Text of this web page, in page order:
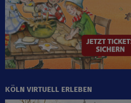
KÖLN VIRTUELL ERLEBEN